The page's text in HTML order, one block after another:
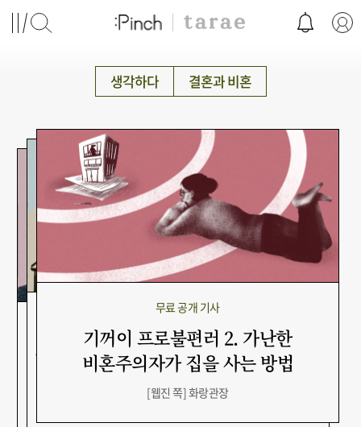
생각하다 결혼과 비혼
무료 공개 기사
기꺼이 프로불편러 2. 가난한
비혼주의자가 집을 사는 방법
[웹진 쪽] 화랑관장
무료 공개 기사
A의 탈혼기 4. 애가 무슨 죄가 있겠어요
Jane Doe
무료 공개 기사
A의 탈혼기 3. '잠깐만 맞춰주자'고?
Jane Doe